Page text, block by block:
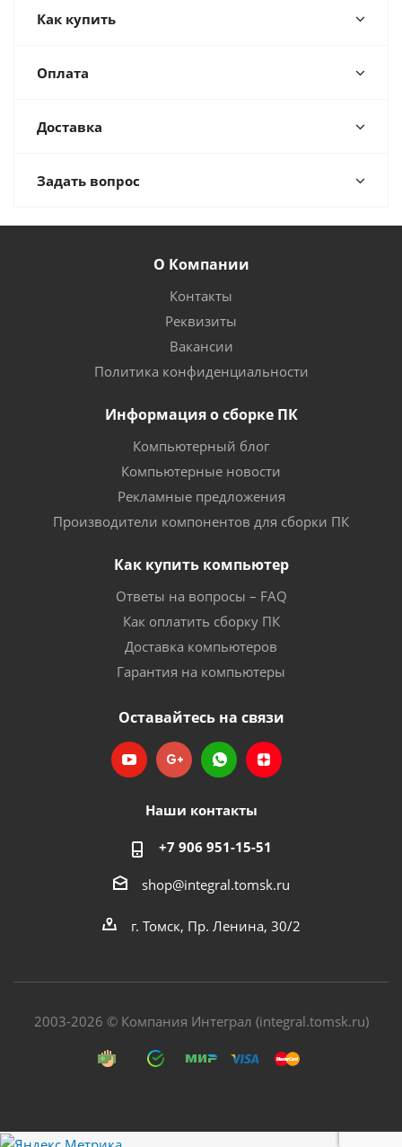
Как купить
Оплата
Доставка
Задать вопрос
О Компании
Контакты
Реквизиты
Вакансии
Политика конфиденциальности
Информация о сборке ПК
Компьютерный блог
Компьютерные новости
Рекламные предложения
Производители компонентов для сборки ПК
Как купить компьютер
Ответы на вопросы – FAQ
Как оплатить сборку ПК
Доставка компьютеров
Гарантия на компьютеры
Оставайтесь на связи
Наши контакты
+7 906 951-15-51
shop@integral.tomsk.ru
г. Томск, Пр. Ленина, 30/2
2003-2026 © Компания Интеграл (integral.tomsk.ru)